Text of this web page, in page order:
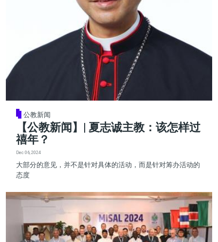
公教新闻
【公教新闻】| 夏志诚主教：该怎样过
禧年？
Dec 06, 2024
大部分的意见，并不是针对具体的活动，而是针对筹办活动的
态度